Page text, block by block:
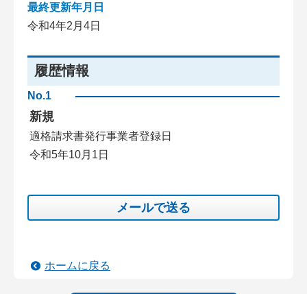
最終更新年月日
令和4年2月4日
履歴情報
No.1
新規
適格請求書発行事業者登録日
令和5年10月1日
メールで送る
ホームに戻る